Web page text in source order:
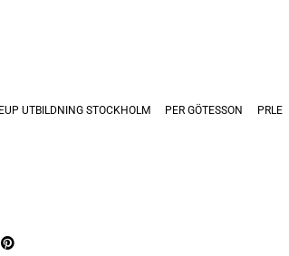
UTBILDNING STOCKHOLM PER GÖTESSON PRLE